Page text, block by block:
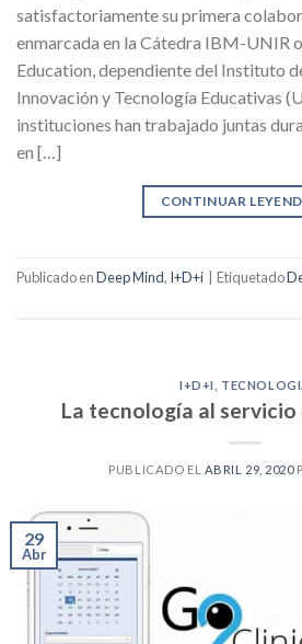
satisfactoriamente su primera
enmarcada en la Cátedra IBM-UNIR
Education, dependiente del Instituto
Innovación y Tecnología Educativas
instituciones han trabajado juntas
en […]
CONTINUAR
Publicado enDeep Mind, I+D+i Etiquetado
I+D+I
La tecnología al servicio
PUBLICADO EL ABRIL 29, 2020
29
Abr